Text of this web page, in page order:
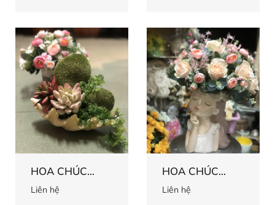
HOA CHÚC
MỪNG 62
Liên hệ
HOA CHÚC
MỪNG 61
Liên hệ